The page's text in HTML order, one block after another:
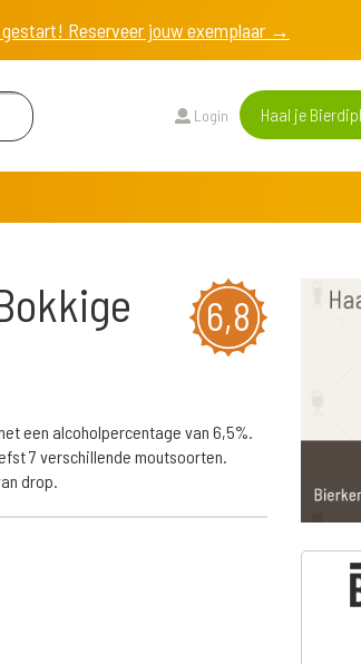
Reserveer jouw exemplaar →
Login Haal je
6,8
een alcoholpercentage van 6,5%.
7 verschillende moutsoorten.
drop.